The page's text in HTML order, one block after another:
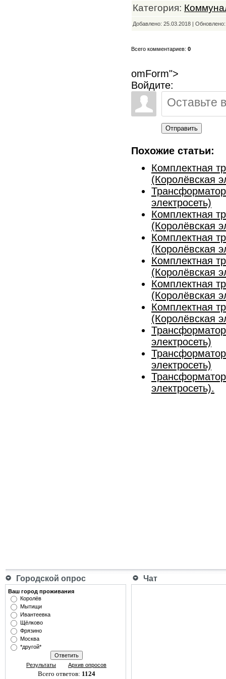
Категория:
Добавлено: 25.03.2018 |
Всего комментариев: 0
omForm">
Войдите:
Отправить
Похожие статьи:
Комплектная
(Королёвская
электросеть)
Комплектная
(Королёвская
Комплектная
(Королёвская
Комплектная
(Королёвская
Комплектная
(Королёвская
Комплектная
(Королёвская
электросеть)
электросеть)
электросеть).
Городской опрос Чат
Ваш город проживания
Королёв
Мытищи
Ивантеевка
Щёлково
Фрязино
Москва
*другой*
Результаты Архив опросов
Всего ответов: 1124